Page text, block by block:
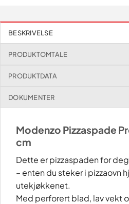
BESKRIVELSE
PRODUKTOMTALE
PRODUKTDATA
DOKUMENTER
Modenzo Pizzaspade
cm
Dette er pizzaspaden for
– enten du steker i pizzaovn
utekjøkkenet.
Med perforert blad, lav vekt